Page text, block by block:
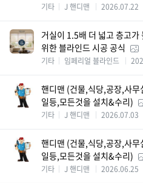
기타 J 핸디맨 2026.07.22
거실이 1.5배 더 넓고 층고
위한 블라인드 시공 공식
기타 임페리얼 블라인드
핸디맨 (건물,식당,공장,사
일등,모든것을 설치&수리)
기타 J 핸디맨 2026.07.03
핸디맨 (건물,식당,공장,사
일등,모든것을 설치&수리)
기타 J 핸디맨 2026.06.25